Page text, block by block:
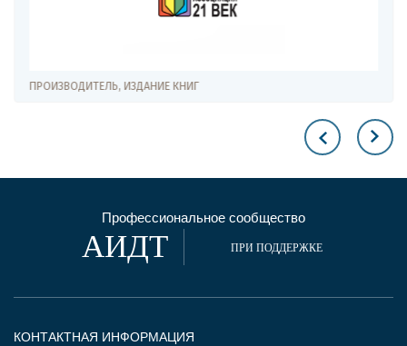
ПРОИЗВОДИТЕЛЬ, ИЗДАНИЕ КНИГ
Профессиональное сообщество
АИДТ ПРИ ПОДДЕРЖКЕ
КОНТАКТНАЯ ИНФОРМАЦИЯ